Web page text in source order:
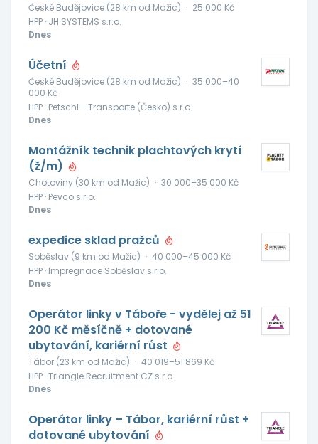
České Budějovice (28 km od Mažic) · 25 000 Kč
HPP · JH SYSTEMS s.r.o.
Dnes
Účetní
České Budějovice (28 km od Mažic) · 35 000–40
000 Kč
HPP · Petschl - Transporte (Česko) s.r.o.
Dnes
Montážník technik plachtových krytí
(ž/m)
Chotoviny (30 km od Mažic) · 30 000–35 000 Kč
HPP · Pevco s.r.o.
Dnes
expedice sklad pražců
Soběslav (9 km od Mažic) · 40 000–45 000 Kč
HPP · Impregnace Soběslav s.r.o.
Dnes
Operátor linky v Táboře - vydělej až 51
200 Kč měsíčně + dotované
ubytování, kariérní růst
Tábor (23 km od Mažic) · 40 019–51 869 Kč
HPP · Triangle Recruitment CZ s.r.o.
Dnes
Operátor linky – Tábor, kariérní růst +
dotované ubytování